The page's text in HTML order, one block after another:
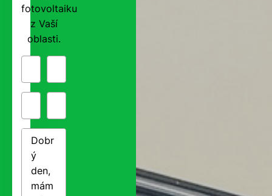
fotovoltaiku
z Vaší
oblasti.